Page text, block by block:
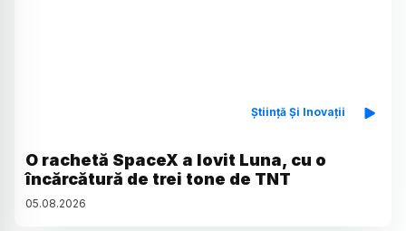
Știință Și Inovații
O rachetă SpaceX a lovit Luna, cu o
încărcătură de trei tone de TNT
05.08.2026